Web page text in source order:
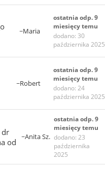
~Maria
ostatnia odp. 9
miesięcy temu
dodano: 30
października 2025
~Robert
ostatnia odp. 9
miesięcy temu
dodano: 24
października 2025
dr
od
~Anita Sz.
ostatnia odp. 9
miesięcy temu
dodano: 23
października
2025